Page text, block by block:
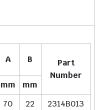
A B
Part
Number
mm
mm
70 22
2314B013